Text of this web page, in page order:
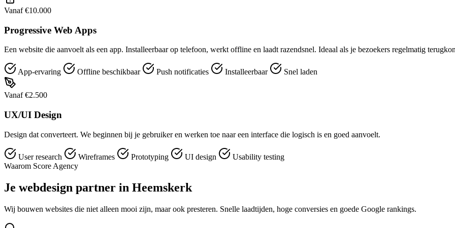
Vanaf €10.000
Progressive Web Apps
Een website die aanvoelt als een app. Installeerbaar op telefoon, werkt offline en laadt razendsnel. Ideaal als je bezoekers regelmatig
App-ervaring Offline beschikbaar Push notificaties Installeerbaar Snel laden
Vanaf €2.500
UX/UI Design
Design dat converteert. We beginnen bij je gebruiker en werken toe naar een interface die logisch is en goed aanvoelt.
User research Wireframes Prototyping UI design
Usability testing
Waarom Score Agency
Je webdesign partner in Heemskerk
Wij bouwen websites die niet alleen mooi zijn, maar ook presteren. Snelle laadtijden, hoge conversies en goede Google rankings.